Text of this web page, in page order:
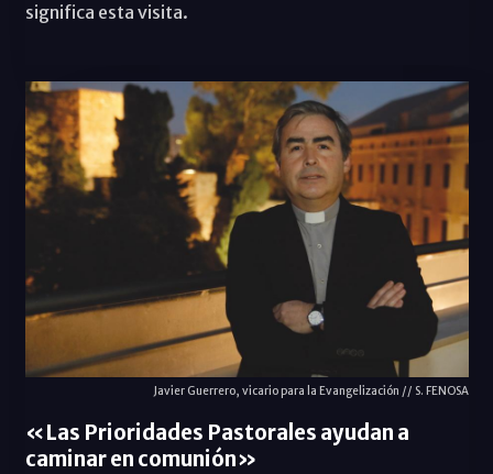
significa esta visita.
Javier Guerrero, vicario para la Evangelización // S. FENOSA
«Las Prioridades Pastorales ayudan a
caminar en comunión»